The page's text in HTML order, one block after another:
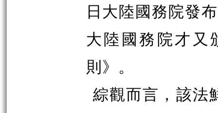
日大陸國務院發
大陸國務院才又
則》。
綜觀而言，該法